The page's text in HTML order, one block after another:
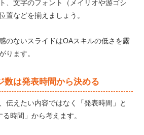
、文字のフォント（メイリオや游ゴシ
置などを揃えましょう。
のないスライドはOAスキルの低さを露
ります。
数は発表時間から決める
伝えたい内容ではなく「発表時間」と
る時間」から考えます。